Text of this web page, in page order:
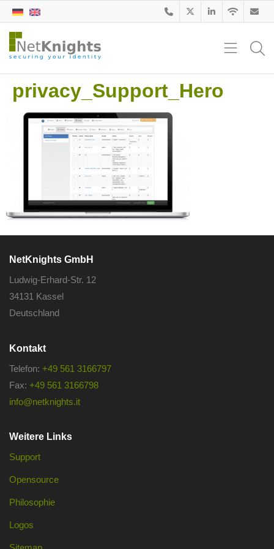
privacy_Support_Hero
NetKnights GmbH
Ludwig-Erhard-Str. 12
34131 Kassel
Deutschland
Kontakt
Telefon: +49 561 3166797
Fax: +49 561 3166798
info@netknights.it
Weitere Links
Support
Opensource
Philosophie
Logos